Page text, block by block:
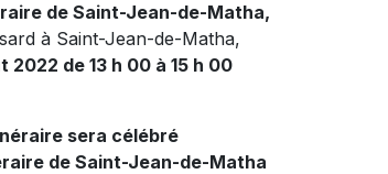
de Saint-Jean-de-Matha,
à Saint-Jean-de-Matha,
2022 de 13 h 00 à 15 h 00
sera célébré
de Saint-Jean-de-Matha